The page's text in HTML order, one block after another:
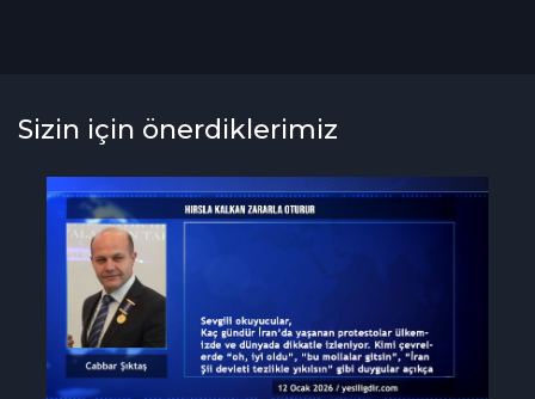
Sizin için önerdiklerimiz